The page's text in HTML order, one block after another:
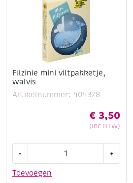
Filzinie mini viltpakketje,
walvis
Artikelnummer: 404378
€ 3,50
(Inc BTW)
Toevoegen
-
viltpakketje,
+